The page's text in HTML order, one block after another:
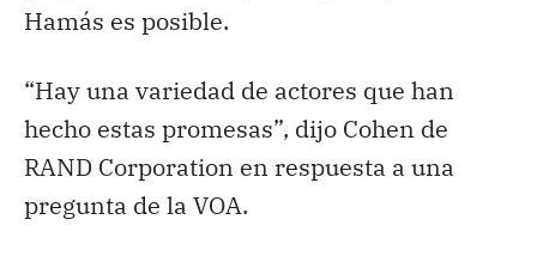
Hamás es posible.
“Hay una variedad de actores que han
hecho estas promesas”, dijo Cohen de
RAND Corporation en respuesta a una
pregunta de la VOA.